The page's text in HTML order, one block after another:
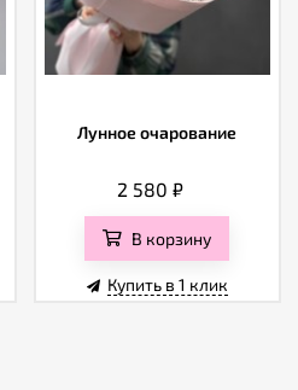
Лунное очарование
2 580 ₽
В корзину
Купить в 1 клик